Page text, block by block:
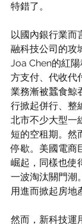
特錯了。
以國內銀行業而
融科技公司的攻
Joa Chen的紅
方支付、代收代
業務漸被蠶食鯨
行掀起併行、整
北市不少大型一
短的空租期。然
停歇。美國電商
崛起，同樣也使
一波淘汰關門潮
用進而掀起房地
然而，新科技運